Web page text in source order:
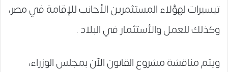
تيسيرات لهؤلاء المستثمرين الأجانب للإقامة في مصر،
وكذلك للعمل والأستثمار في البلاد .
ويتم مناقشة مشروع القانون الآن بمجلس الوزراء،